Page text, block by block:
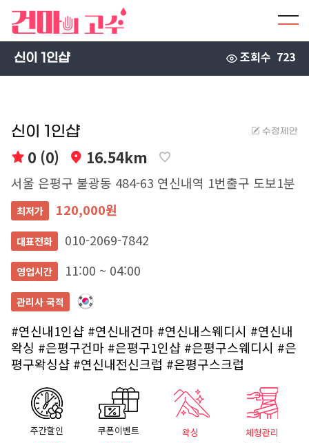
신이 1인샵 조회수 723
신이 1인샵 수정제안
0 (0) 16.54km
서울 은평구 불광동 484-63 연신내역 1번출구 도보1분
최저가 120,000원
대표전화 010-2069-7842
영업시간 11:00 ~ 04:00
관리사 국적
#연신내1인샵 #연신내건마 #연신내스웨디시 #연신내
왁싱 #은평구건마 #은평구1인샵 #은평구스웨디시 #은
평구왁싱샵 #연신내전신크럽 #은평구스크럽
주간할인 쿠폰이벤트 왁싱 체형관리